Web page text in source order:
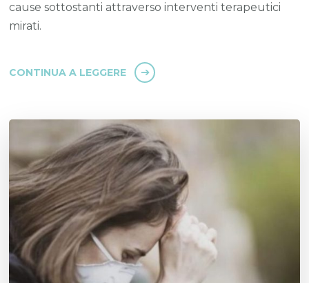
cause sottostanti attraverso interventi terapeutici
mirati.
CONTINUA A LEGGERE